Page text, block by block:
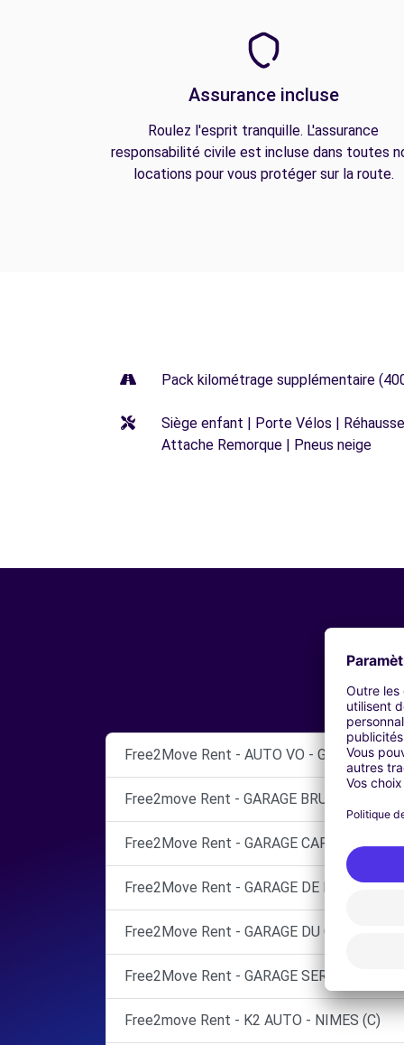
Assurance incluse
Roulez l'esprit tranquille. L'assurance
responsabilité civile est incluse dans toutes
locations pour vous protéger sur la route.
Pack kilométrage supplémentaire
Siège enfant | Porte Vélos |
Attache Remorque | Pneus neige
Free2Move Rent - AUTO VO - GARAGE
Free2move Rent - GARAGE BRUNEL -
Free2Move Rent - GARAGE CARBONNIER -
Free2Move Rent - GARAGE DE MILHAUD -
Free2Move Rent - GARAGE DU GLOBE
Free2Move Rent - GARAGE SERRAT SARL
Free2move Rent - K2 AUTO - NIMES (C)